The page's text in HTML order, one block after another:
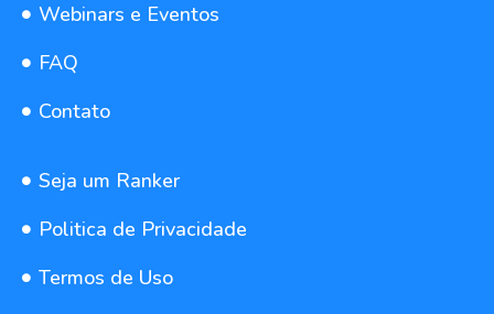
Webinars e Eventos
FAQ
Contato
Seja um Ranker
Politica de Privacidade
Termos de Uso